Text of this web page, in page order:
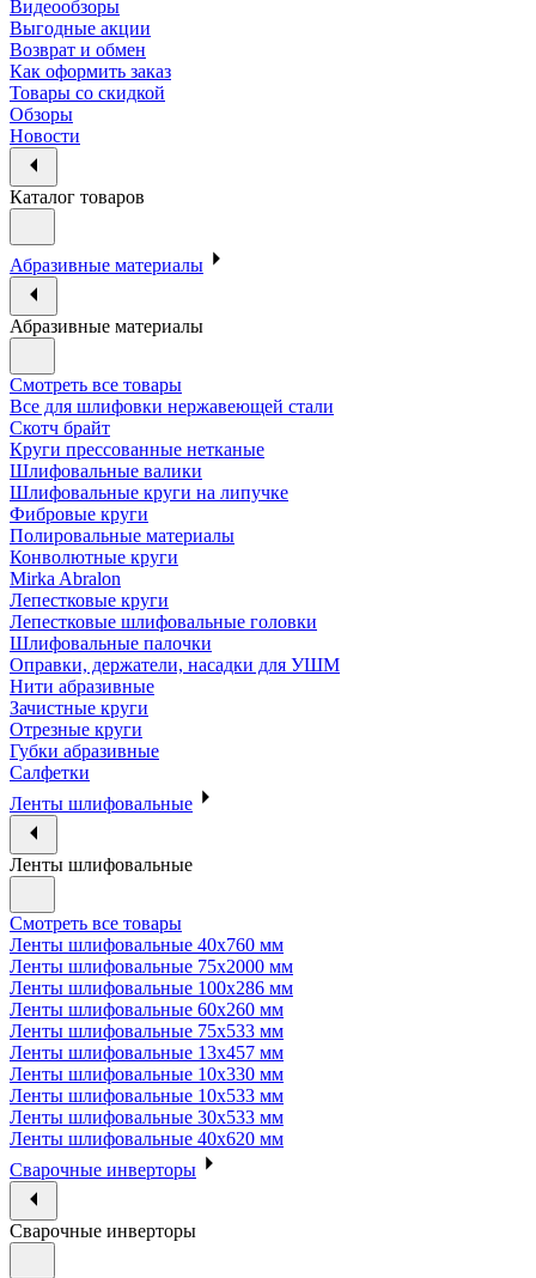
Видеообзоры
Выгодные акции
Возврат и обмен
Как оформить заказ
Товары со скидкой
Обзоры
Новости
Каталог товаров
Абразивные материалы
Абразивные материалы
Смотреть все товары
Все для шлифовки нержавеющей стали
Скотч брайт
Круги прессованные нетканые
Шлифовальные валики
Шлифовальные круги на липучке
Фибровые круги
Полировальные материалы
Конволютные круги
Mirka Abralon
Лепестковые круги
Лепестковые шлифовальные головки
Шлифовальные палочки
Оправки, держатели, насадки для УШМ
Нити абразивные
Зачистные круги
Отрезные круги
Губки абразивные
Салфетки
Ленты шлифовальные
Ленты шлифовальные
Смотреть все товары
Ленты шлифовальные 40х760 мм
Ленты шлифовальные 75х2000 мм
Ленты шлифовальные 100х286 мм
Ленты шлифовальные 60х260 мм
Ленты шлифовальные 75х533 мм
Ленты шлифовальные 13х457 мм
Ленты шлифовальные 10х330 мм
Ленты шлифовальные 10х533 мм
Ленты шлифовальные 30х533 мм
Ленты шлифовальные 40х620 мм
Сварочные инверторы
Сварочные инверторы